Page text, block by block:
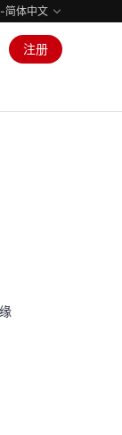
简体中文
注册